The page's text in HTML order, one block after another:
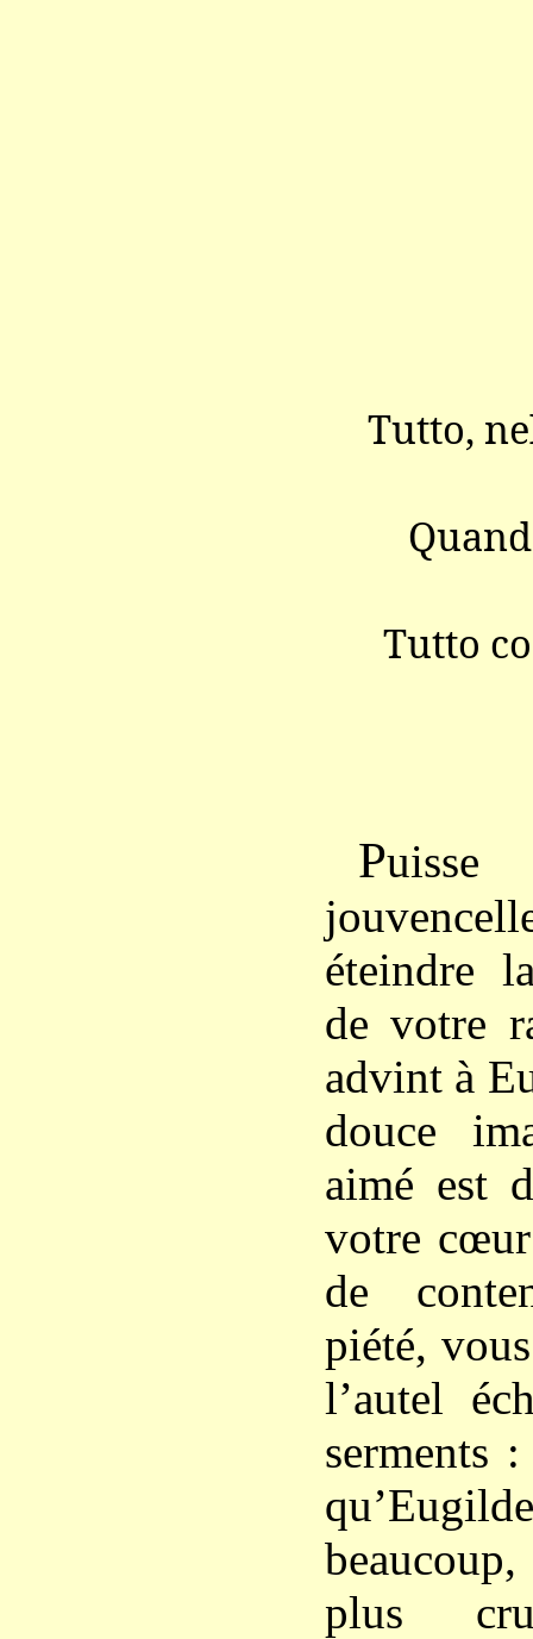
Tutto,
Tutto
P
éteindre
de votre
advint à
douce
aimé est
votre
de
piété,
l’autel
serments
plus